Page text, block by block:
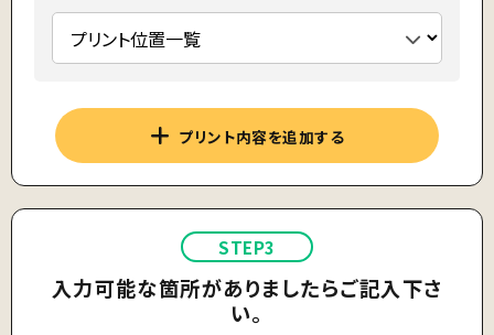
プリント内容を追加する
STEP3
入力可能な箇所がありましたらご記入下さ
い。